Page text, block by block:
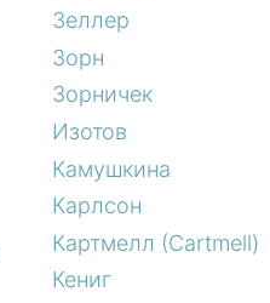
Зеллер
Зорн
Зорничек
Изотов
Камушкина
Карлсон
Картмелл (Cartmell)
Кениг